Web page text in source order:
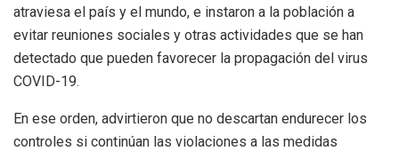
atraviesa el país y el mundo, e instaron a la población a
evitar reuniones sociales y otras actividades que se han
detectado que pueden favorecer la propagación del virus
COVID-19.
En ese orden, advirtieron que no descartan endurecer los
controles si continúan las violaciones a las medidas